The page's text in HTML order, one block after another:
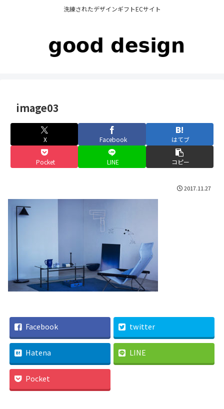
洗練されたデザインギフトECサイト
image03
X Facebook はてブ
Pocket LINE コピー
2017.11.27
Facebook twitter
Hatena LINE
Pocket